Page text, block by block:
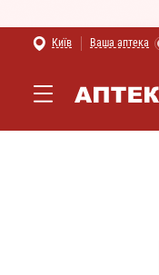
Київ Ваша аптека